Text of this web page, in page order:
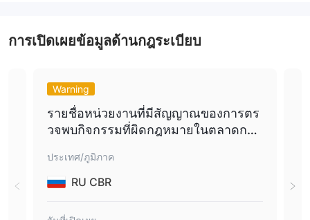
การเปิดเผยข้อมูลด้านกฎระเบียบ
Warning
รายชื่อหน่วยงานที่มีสัญญาณของการตร
วจพบกิจกรรมที่ผิดกฎหมายในตลาดการ
ประเทศ/ภูมิภาค
RU CBR